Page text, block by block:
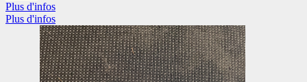
Plus d'infos
Plus d'infos